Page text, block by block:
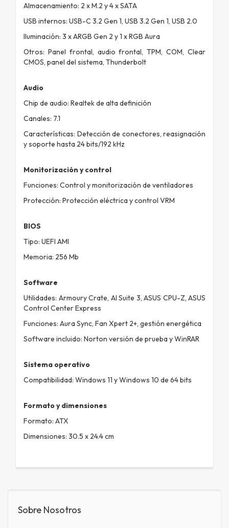
Almacenamiento: 2 x M.2 y 4 x SATA
USB internos: USB-C 3.2 Gen 1, USB 3.2 Gen 1, USB 2.0
Iluminación: 3 x ARGB Gen 2 y 1 x RGB Aura
Otros: Panel frontal, audio frontal, TPM, COM, Clear
CMOS, panel del sistema, Thunderbolt
Audio
Chip de audio: Realtek de alta definición
Canales: 7.1
Características: Detección de conectores, reasignación
y soporte hasta 24 bits/192 kHz
Monitorización y control
Funciones: Control y monitorización de ventiladores
Protección: Protección eléctrica y control VRM
BIOS
Tipo: UEFI AMI
Memoria: 256 Mb
Software
Utilidades: Armoury Crate, AI Suite 3, ASUS CPU-Z, ASUS
Control Center Express
Funciones: Aura Sync, Fan Xpert 2+, gestión energética
Software incluido: Norton versión de prueba y WinRAR
Sistema operativo
Compatibilidad: Windows 11 y Windows 10 de 64 bits
Formato y dimensiones
Formato: ATX
Dimensiones: 30.5 x 24.4 cm
Sobre Nosotros